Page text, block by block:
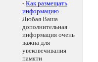
- Как размещать
информацию.
Любая Ваша
дополнительная
информация очень
важна для
увековечивания
памяти